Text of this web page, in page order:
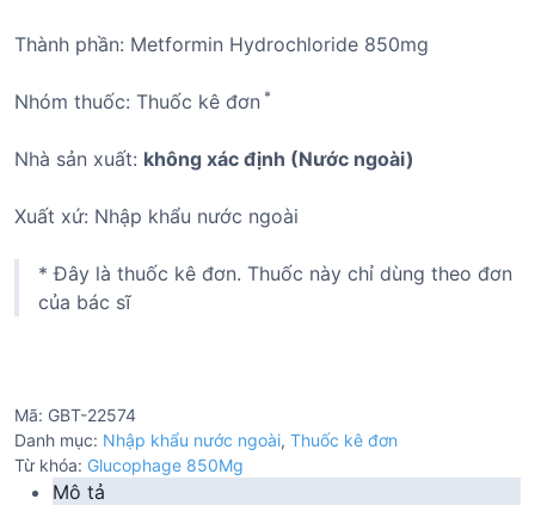
Thành phần: Metformin Hydrochloride 850mg
Nhóm thuốc: Thuốc kê đơn *
Nhà sản xuất: không xác định (Nước ngoài)
Xuất xứ: Nhập khẩu nước ngoài
* Đây là thuốc kê đơn. Thuốc này chỉ dùng theo đơn
của bác sĩ
Mã: GBT-22574
Danh mục: Nhập khẩu nước ngoài, Thuốc kê đơn
Từ khóa: Glucophage 850Mg
Mô tả